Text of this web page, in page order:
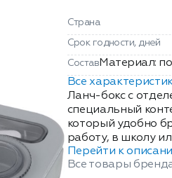
Страна
Срок годности, дней
Состав Материал:
элементы из
Все
Ланч-бокс с
специальный
который удобно
работу, в школу
Внутри контейнер
отделения, что
Перейти к
Все товары